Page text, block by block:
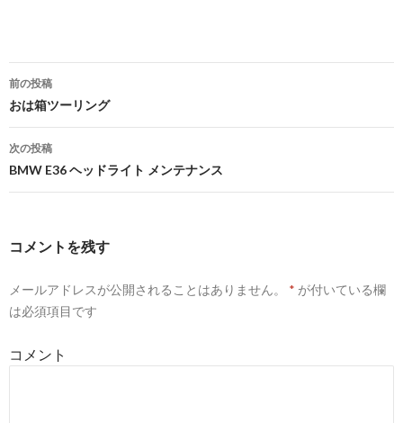
投
稿
ナ
ゲ
シ
ン
前の投稿
おは箱ツーリング
次の投稿
BMW E36 ヘッドライト メンテナンス
コメントを残す
メールアドレスが公開されることはありません。 * が付いている欄
は必須項目です
コメント